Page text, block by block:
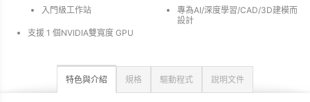
入門級工作站
專為AI/深度學習/CAD/3D建模而
設計
支援 1 個NVIDIA雙寬度 GPU
特色與介紹 規格 驅動程式 說明文件